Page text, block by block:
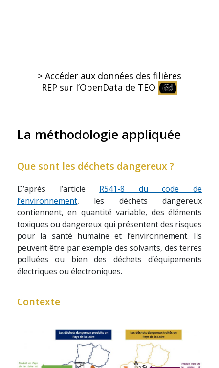
> Accéder aux données des filières
REP sur l’OpenData de TEO
La méthodologie appliquée
Que sont les déchets dangereux ?
D’après l’article R541-8 du code de
l’environnement, les déchets dangereux
contiennent, en quantité variable, des éléments
toxiques ou dangereux qui présentent des risques
pour la santé humaine et l’environnement. Ils
peuvent être par exemple des solvants, des terres
polluées ou bien des déchets d’équipements
électriques ou électroniques.
Contexte